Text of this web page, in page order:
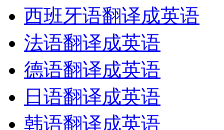
西班牙语翻译成英语
法语翻译成英语
德语翻译成英语
日语翻译成英语
韩语翻译成英语